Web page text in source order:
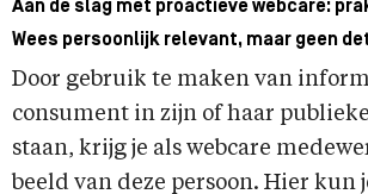
Aan de slag met proactieve webcare:
Wees persoonlijk relevant, maar geen
Door gebruik te maken van
consument in zijn of haar
staan, krijg je als webcare
beeld van deze persoon. Hier kun